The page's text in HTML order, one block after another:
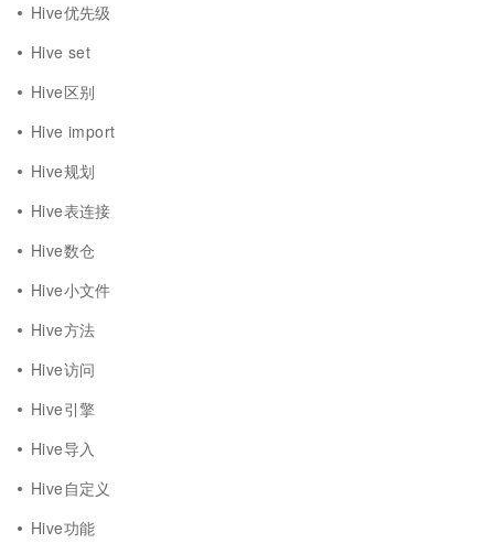
Hive优先级
Hive set
Hive区别
Hive import
Hive规划
Hive表连接
Hive数仓
Hive小文件
Hive方法
Hive访问
Hive引擎
Hive导入
Hive自定义
Hive功能